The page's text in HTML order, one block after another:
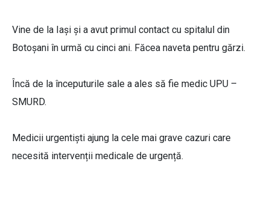
Vine de la Iași și a avut primul contact cu spitalul din
Botoșani în urmă cu cinci ani. Făcea naveta pentru gărzi.
Încă de la începuturile sale a ales să fie medic UPU –
SMURD.
Medicii urgentiști ajung la cele mai grave cazuri care
necesită intervenții medicale de urgență.